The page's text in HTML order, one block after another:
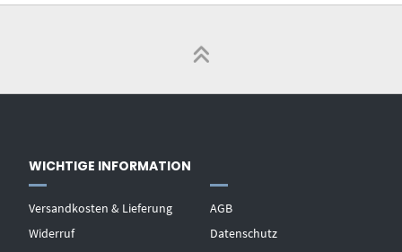
WICHTIGE INFORMATION
Versandkosten & Lieferung
Widerruf
AGB
Datenschutz